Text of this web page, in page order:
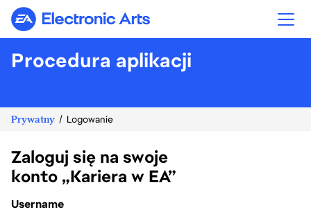
Electronic Arts
Procedura aplikacji
Prywatny Logowanie
Zaloguj się na swoje
konto „Kariera w EA”
Login
Username